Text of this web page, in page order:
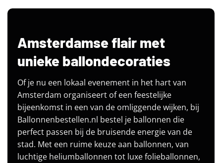
Amsterdamse flair met
unieke ballondecoraties
Of je nu een lokaal evenement in het hart van
Amsterdam organiseert of een feestelijke
bijeenkomst in een van de omliggende wijken, bij
Ballonnenbestellen.nl bestel je ballonnen die
perfect passen bij de bruisende energie van de
stad. Met een ruime keuze aan ballonnen, van
luchtige heliumballonnen tot luxe folieballonnen,